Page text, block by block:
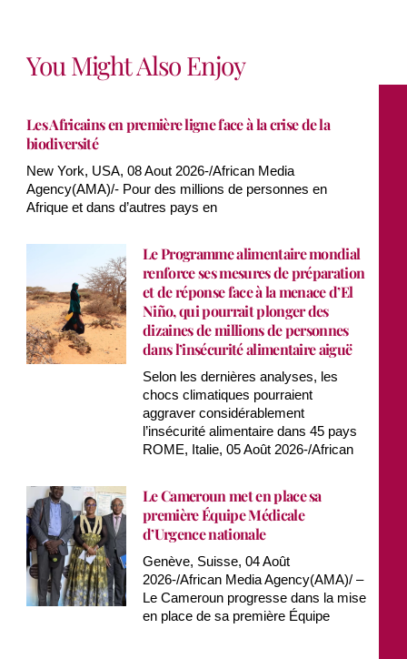
You Might Also Enjoy
Les Africains en première ligne face à la crise de la
biodiversité
New York, USA, 08 Aout 2026-/African Media
Agency(AMA)/- Pour des millions de personnes en
Afrique et dans d’autres pays en
Le Programme alimentaire mondial
renforce ses mesures de préparation
et de réponse face à la menace d’El
Niño, qui pourrait plonger des
dizaines de millions de personnes
dans l’insécurité alimentaire aiguë
Selon les dernières analyses, les
chocs climatiques pourraient
aggraver considérablement
l’insécurité alimentaire dans 45 pays
ROME, Italie, 05 Août 2026-/African
Le Cameroun met en place sa
première Équipe Médicale
d’Urgence nationale
Genève, Suisse, 04 Août
2026-/African Media Agency(AMA)/ –
Le Cameroun progresse dans la mise
en place de sa première Équipe